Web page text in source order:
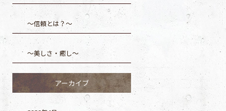
～信頼とは？～
～美しさ・癒し～
アーカイブ